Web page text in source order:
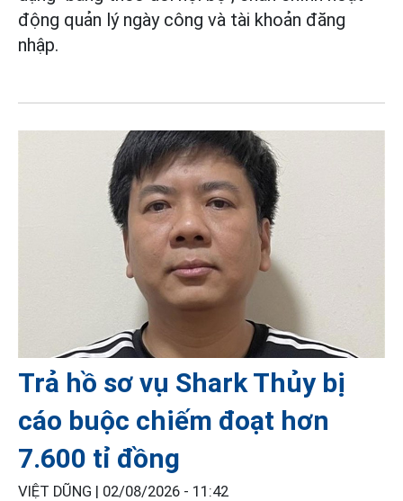
động quản lý ngày công và tài khoản đăng
nhập.
Trả hồ sơ vụ Shark Thủy bị
cáo buộc chiếm đoạt hơn
7.600 tỉ đồng
VIỆT DŨNG | 02/08/2026 - 11:42